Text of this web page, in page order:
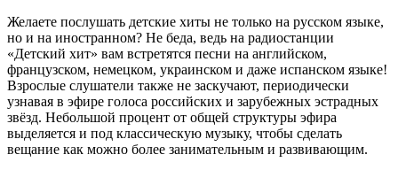
Желаете послушать детские хиты не только на русском языке,
но и на иностранном? Не беда, ведь на радиостанции
«Детский хит» вам встретятся песни на английском,
французском, немецком, украинском и даже испанском языке!
Взрослые слушатели также не заскучают, периодически
узнавая в эфире голоса российских и зарубежных эстрадных
звёзд. Небольшой процент от общей структуры эфира
выделяется и под классическую музыку, чтобы сделать
вещание как можно более занимательным и развивающим.